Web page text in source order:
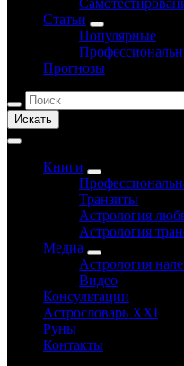
Статьи
Популярные
Прогнозы
Искать
Книги
Транзиты
Астрология
Астрология
Медиа
Астрология
Видео
Консультации
Астрословарь XXI
Руны
Контакты